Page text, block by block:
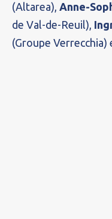
(Altarea), Anne-
de Val-de-Reuil),
(Groupe Verrecchia)